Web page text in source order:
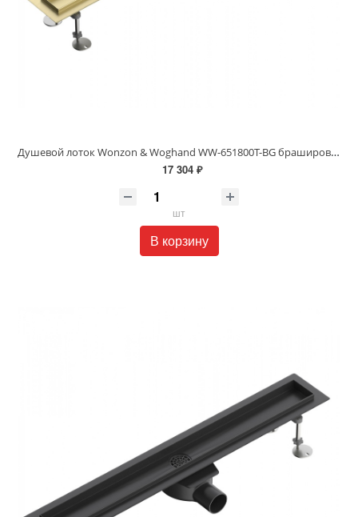
Душевой лоток Wonzon & Woghand WW-651800T-BG брашированное золото
17 304 ₽
шт
В корзину